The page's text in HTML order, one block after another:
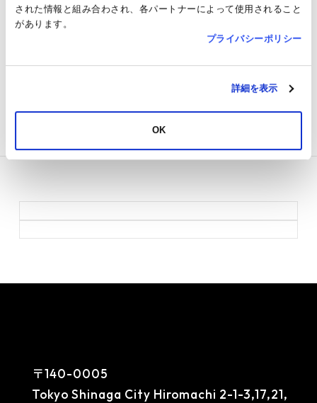
された情報と組み合わされ、各パートナーによって使用されること
があります。
プライバシーポリシー
詳細を表示
OK
TAX FREE Not applicable
SNS
●Pets are not allowed inside the store.
Return to Shops & Restaurants
〒140-0005
Tokyo Shinaga City Hiromachi 2-1-3,17,21,